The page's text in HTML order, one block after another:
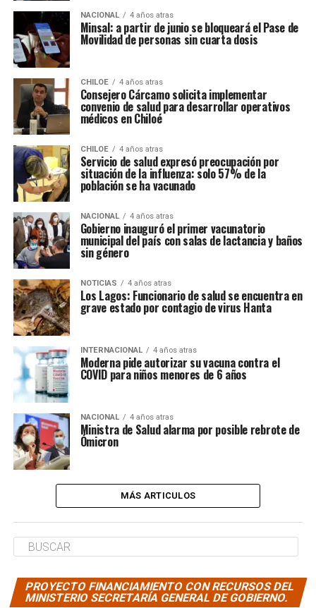
NACIONAL 4 años atras
Minsal: a partir de junio se bloqueará el Pase de
Movilidad de personas sin cuarta dosis
CHILOE 4 años atras
Consejero Cárcamo solicita implementar
convenio de salud para desarrollar operativos
médicos en Chiloé
CHILOE 4 años atras
Servicio de salud expresó preocupación por
situación de la influenza: solo 57% de la
población se ha vacunado
NACIONAL 4 años atras
Gobierno inauguró el primer vacunatorio
municipal del país con salas de lactancia y baños
sin género
NOTICIAS 4 años atras
Los Lagos: Funcionario de salud se encuentra en
grave estado por contagio de virus Hanta
INTERNACIONAL 4 años atras
Moderna pide autorizar su vacuna contra el
COVID para niños menores de 6 años
NACIONAL 4 años atras
Ministra de Salud alarma por posible rebrote de
Ómicron
MÁS ARTICULOS
PROYECTO FINANCIAMIENTO CON RECURSOS DEL
MINISTERIO SECRETARÍA GENERAL DE GOBIERNO.